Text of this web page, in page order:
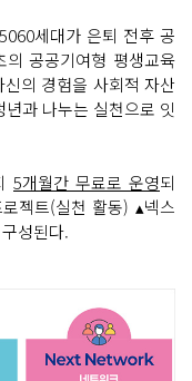
세대가 은퇴 전후 공
공공기여형 평생교육
의 경험을 사회적 자산
과 나누는 실천으로 잇
5개월간 무료로 운영되
젝트(실천 활동) ▴넥스
성된다.